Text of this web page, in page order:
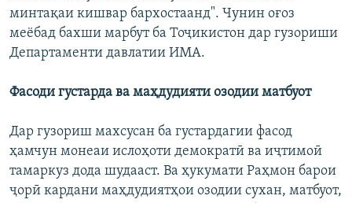
минтақаи кишвар бархостаанд". Чунин оғоз
меёбад бахши марбут ба Тоҷикистон дар гузориши
Департаменти давлатии ИМА.
Фасоди густарда ва маҳдудияти озодии матбуот
Дар гузориш махсусан ба густардагии фасод
ҳамчун монеаи ислоҳоти демократӣ ва иҷтимоӣ
тамаркуз дода шудааст. Ва ҳукумати Раҳмон барои
ҷорӣ кардани маҳдудиятҳои озодии сухан, матбуот,